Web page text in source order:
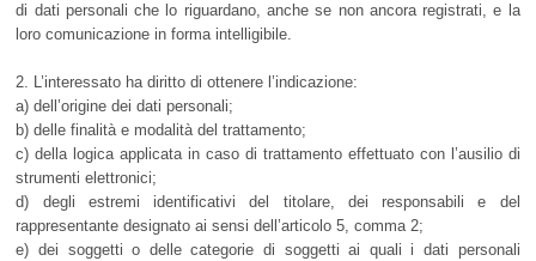
di dati personali che lo riguardano, anche se non ancora registrati, e la
loro comunicazione in forma intelligibile.
2. L’interessato ha diritto di ottenere l’indicazione:
a) dell’origine dei dati personali;
b) delle finalità e modalità del trattamento;
c) della logica applicata in caso di trattamento effettuato con l’ausilio di
strumenti elettronici;
d) degli estremi identificativi del titolare, dei responsabili e del
rappresentante designato ai sensi dell’articolo 5, comma 2;
e) dei soggetti o delle categorie di soggetti ai quali i dati personali